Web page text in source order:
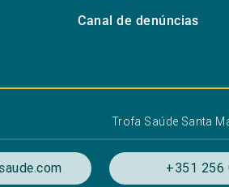
Canal de denúncias
Trofa Saúde Santa
+351 256